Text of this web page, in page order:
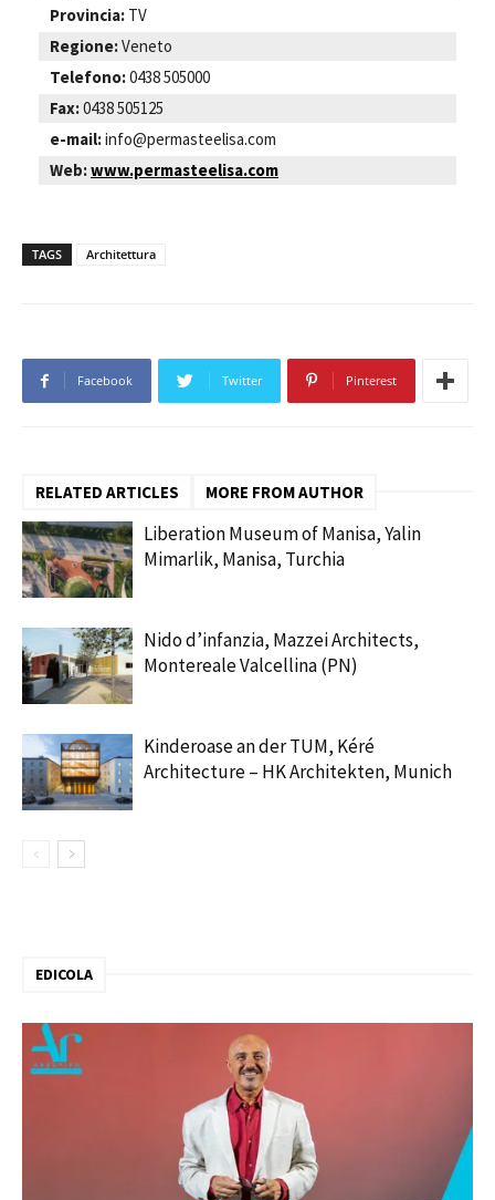
Provincia: TV
Regione:Veneto
Telefono:0438 505000
Fax:0438 505125
e-mail:info@permasteelisa.com
Web:www.permasteelisa.com
TAGS Architettura
Facebook Twitter Pinterest
RELATED ARTICLES MORE FROM AUTHOR
Liberation Museum of Manisa, Yalin
Mimarlik, Manisa, Turchia
Nido d’infanzia, Mazzei Architects,
Montereale Valcellina (PN)
Kinderoase an der TUM, Kéré
Architecture – HK Architekten, Munich
EDICOLA